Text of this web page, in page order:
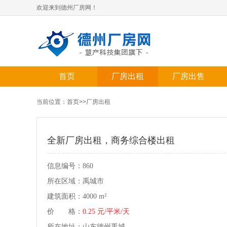
欢迎来到德州厂房网！
首页 厂房出租 厂房出售
当前位置： 首页>>厂房出租
全新厂房出租，商务综合楼出租
信息编号：860
所在区域：禹城市
建筑面积：4000 m²
价 格： 0.25 元/平米/天